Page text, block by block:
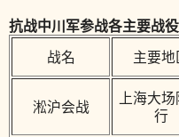
抗战中川军参战各主要战
战名 主要地
淞沪会战
上海大
行